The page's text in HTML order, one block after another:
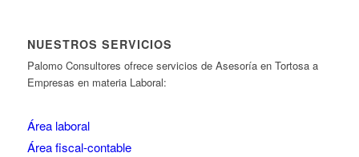
NUESTROS SERVICIOS
Palomo Consultores ofrece servicios de Asesoría en Tortosa a
Empresas en materia Laboral:
Área laboral
Área fiscal-contable